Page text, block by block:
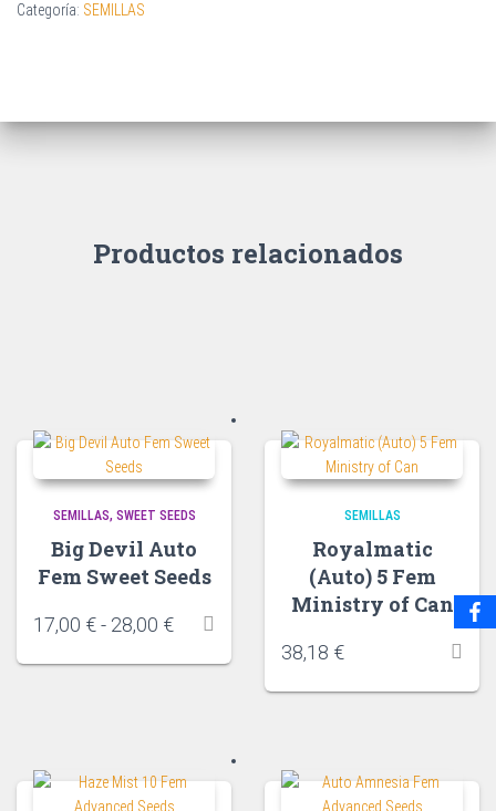
Categoría: SEMILLAS
Productos relacionados
SEMILLAS SWEET SEEDS
Big Devil Auto
Fem Sweet Seeds
17,00 €- 28,00 €
SEMILLAS
Royalmatic
(Auto) 5 Fem
Ministry of Can
38,18 €